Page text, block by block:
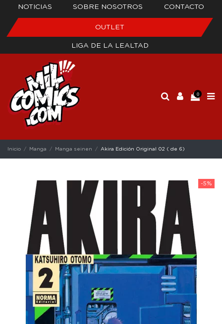
NOTICIAS SOBRE NOSOTROS CONTACTO
OUTLET
LIGA DE LA LEALTAD
0
Inicio Manga Manga seinen Akira Edición Original 02 ( de 6)
-5%